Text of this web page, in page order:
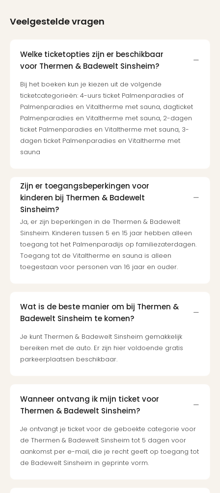
Veelgestelde vragen
Welke ticketopties zijn er beschikbaar
voor Thermen & Badewelt Sinsheim?
Bij het boeken kun je kiezen uit de volgende
ticketcategorieën: 4-uurs ticket Palmenparadies of
Palmenparadies en Vitaltherme met sauna, dagticket
Palmenparadies en Vitaltherme met sauna, 2-dagen
ticket Palmenparadies en Vitaltherme met sauna, 3-
dagen ticket Palmenparadies en Vitaltherme met
sauna
Zijn er toegangsbeperkingen voor
kinderen bij Thermen & Badewelt
Sinsheim?
Ja, er zijn beperkingen in de Thermen & Badewelt
Sinsheim. Kinderen tussen 5 en 15 jaar hebben alleen
toegang tot het Palmenparadijs op familiezaterdagen.
Toegang tot de Vitaltherme en sauna is alleen
toegestaan voor personen van 16 jaar en ouder.
Wat is de beste manier om bij Thermen &
Badewelt Sinsheim te komen?
Je kunt Thermen & Badewelt Sinsheim gemakkelijk
bereiken met de auto. Er zijn hier voldoende gratis
parkeerplaatsen beschikbaar.
Wanneer ontvang ik mijn ticket voor
Thermen & Badewelt Sinsheim?
Je ontvangt je ticket voor de geboekte categorie voor
de Thermen & Badewelt Sinsheim tot 5 dagen voor
aankomst per e-mail, die je recht geeft op toegang tot
de Badewelt Sinsheim in geprinte vorm.